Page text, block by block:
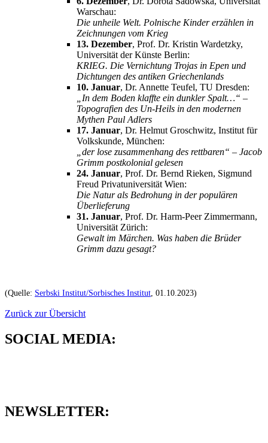
Warschau:
Die unheile Welt. Polnische Kinder erzählen in
Zeichnungen vom Krieg
13. Dezember, Prof. Dr. Kristin Wardetzky,
Universität der Künste Berlin:
KRIEG. Die Vernichtung Trojas in Epen und
Dichtungen des antiken Griechenlands
10. Januar, Dr. Annette Teufel, TU Dresden:
„In dem Boden klaffte ein dunkler Spalt…“ –
Topografien des Un-Heils in den modernen
Mythen Paul Adlers
17. Januar, Dr. Helmut Groschwitz, Institut für
Volkskunde, München:
„der lose zusammenhang des rettbaren“ – Jacob
Grimm postkolonial gelesen
24. Januar, Prof. Dr. Bernd Rieken, Sigmund
Freud Privatuniversität Wien:
Die Natur als Bedrohung in der populären
Überlieferung
31. Januar, Prof. Dr. Harm-Peer Zimmermann,
Universität Zürich:
Gewalt im Märchen. Was haben die Brüder
Grimm dazu gesagt?
(Quelle: Serbski Institut/Sorbisches Institut , 01.10.2023)
Zurück zur Übersicht
SOCIAL MEDIA:
NEWSLETTER: